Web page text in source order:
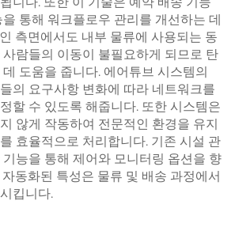
통해 워크플로우 관리를 개선하는 데
측면에서도 내부 물류에 사용되는 동
람들의 이동이 불필요하게 되므로 탄
도움을 줍니다. 에어튜브 시스템의
의 요구사항 변화에 따라 네트워크를
할 수 있도록 해줍니다. 또한 시스템은
않게 작동하여 전문적인 환경을 유지
효율적으로 처리합니다. 기존 시설 관
능을 통해 제어와 모니터링 옵션을 향
동화된 특성은 물류 및 배송 과정에서
킵니다.